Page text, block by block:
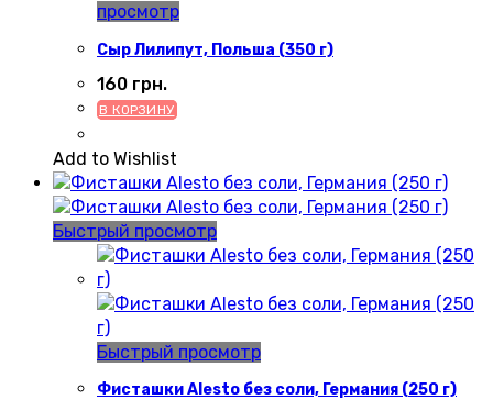
просмотр
Сыр Лилипут, Польша (350 г)
160 грн.
В КОРЗИНУ
Add to Wishlist
Быстрый просмотр
Быстрый просмотр
Фисташки Alesto без соли, Германия (250 г)